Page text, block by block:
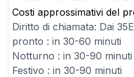
Costi approssimativi del
Diritto di chiamata: Dai 35
pronto : in 30-60 minuti
Notturno : in 30-90 minuti
Festivo : in 30-90 minuti